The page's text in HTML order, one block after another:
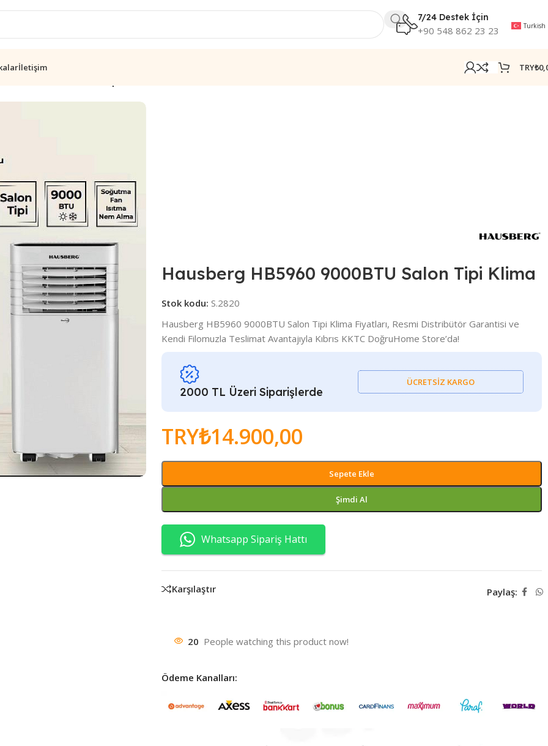
7/24 Destek İçin
+90 548 862 23 23 Turkish
İletişim TRY₺
Hausberg HB5960 9000BTU Salon Tipi Klima
Stok kodu: S.2820
Hausberg HB5960 9000BTU Salon Tipi Klima Fiyatları, Resmi Distribütör Garantisi ve
Kendi Filomuzla Teslimat Avantajıyla Kıbrıs KKTC DoğruHome Store’da!
2000 TL Üzeri Siparişlerde
ÜCRETSİZ KARGO
TRY₺14.900,00
Sepete Ekle
Şimdi Al
Whatsapp Sipariş Hattı
Karşılaştır Paylaş:
20 People watching this product now!
Ödeme Kanalları: